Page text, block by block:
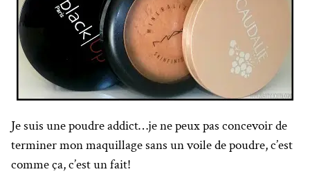
Je suis une poudre addict…je ne peux pas concevoir de
terminer mon maquillage sans un voile de poudre, c’est
comme ça, c’est un fait!